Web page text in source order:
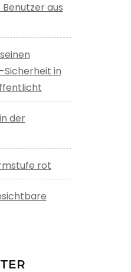
aus
Sicherheit in
der
rot